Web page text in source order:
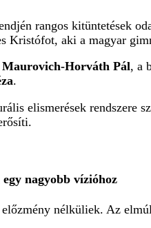
rangos kitüntetések
Kristófot, aki a magyar
Horváth Pál, a
.
elismerések rendszere
nagyobb vízióhoz
nélküliek. Az